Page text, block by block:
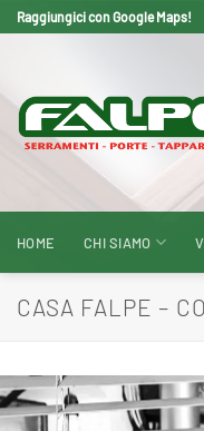
Salta
ai
Raggiungici con Google Maps!
HOME CHI SIAMO
CASA FALPE –